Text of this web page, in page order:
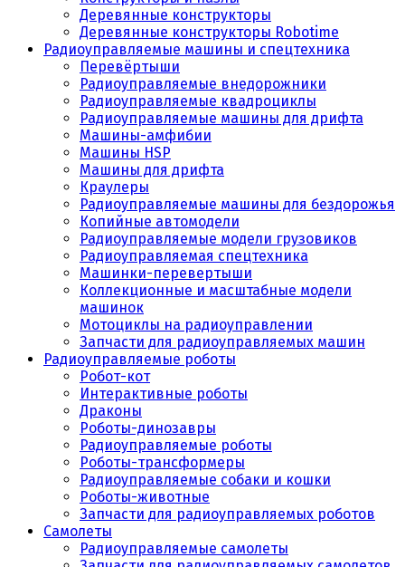
Деревянные конструкторы
Деревянные конструкторы Robotime
Радиоуправляемые машины и спецтехника
Перевёртыши
Радиоуправляемые внедорожники
Радиоуправляемые квадроциклы
Радиоуправляемые машины для дрифта
Машины-амфибии
Машины HSP
Машины для дрифта
Краулеры
Радиоуправляемые машины для бездорожья
Копийные автомодели
Радиоуправляемые модели грузовиков
Радиоуправляемая спецтехника
Машинки-перевертыши
Коллекционные и масштабные модели
машинок
Мотоциклы на радиоуправлении
Запчасти для радиоуправляемых машин
Радиоуправляемые роботы
Робот-кот
Интерактивные роботы
Драконы
Роботы-динозавры
Радиоуправляемые роботы
Роботы-трансформеры
Радиоуправляемые собаки и кошки
Роботы-животные
Запчасти для радиоуправляемых роботов
Самолеты
Радиоуправляемые самолеты